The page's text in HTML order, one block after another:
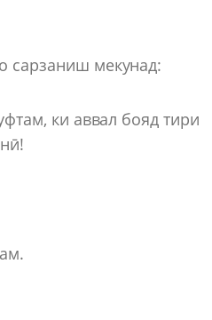
сарзаниш мекунад:
ки аввал бояд тири